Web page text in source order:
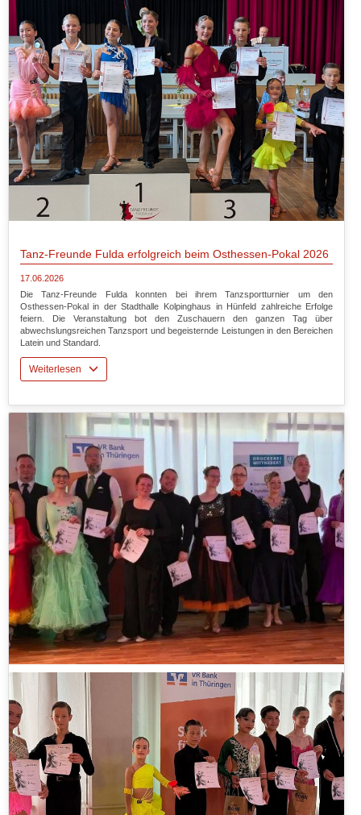
Tanz-Freunde Fulda erfolgreich beim Osthessen-Pokal 2026
17.06.2026
Die Tanz-Freunde Fulda konnten bei ihrem Tanzsportturnier um den
Osthessen-Pokal in der Stadthalle Kolpinghaus in Hünfeld zahlreiche Erfolge
feiern. Die Veranstaltung bot den Zuschauern den ganzen Tag über
abwechslungsreichen Tanzsport und begeisternde Leistungen in den Bereichen
Latein und Standard.
Weiterlesen